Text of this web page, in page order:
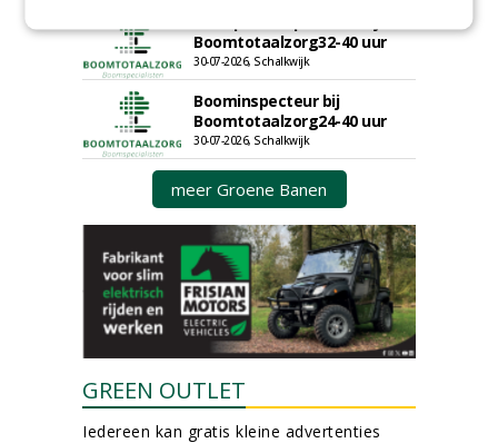
Boomtotaalzorg32-40 uur
30-07-2026, Schalkwijk
Boominspecteur bij
Boomtotaalzorg24-40 uur
30-07-2026, Schalkwijk
meer Groene Banen
GREEN OUTLET
Iedereen kan gratis kleine advertenties